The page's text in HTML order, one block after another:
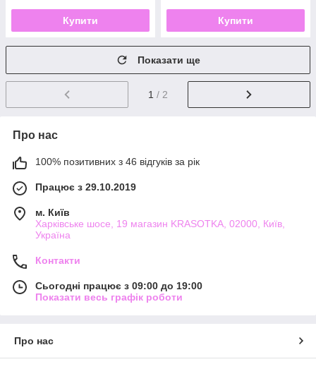
Купити Купити
Показати ще
1 / 2
Про нас
100% позитивних з 46 відгуків за рік
Працює з 29.10.2019
м. Київ
Харківське шосе, 19 магазин KRASOTKA, 02000, Київ,
Україна
Контакти
Сьогодні працює з 09:00 до 19:00
Показати весь графік роботи
Про нас